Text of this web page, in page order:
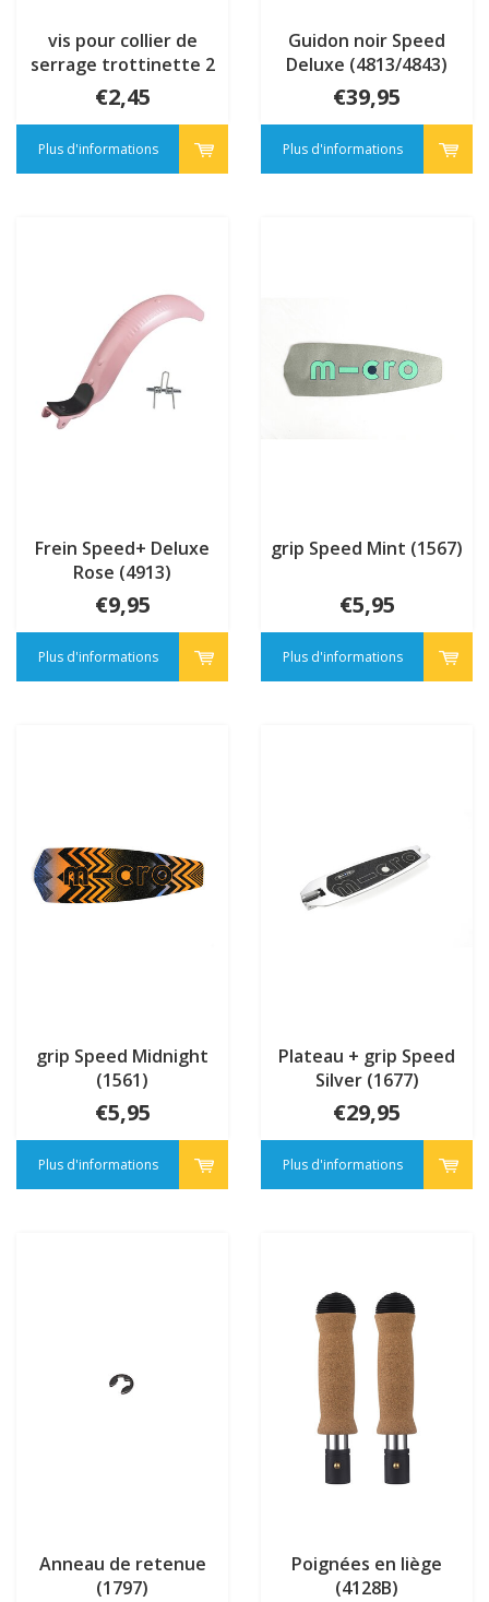
vis pour collier de
serrage trottinette 2
roues (102600)
€2,45
Plus d'informations
Guidon noir Speed
Deluxe (4813/4843)
€39,95
Plus d'informations
Frein Speed+ Deluxe
Rose (4913)
€9,95
Plus d'informations
grip Speed Mint (1567)
€5,95
Plus d'informations
grip Speed Midnight
(1561)
€5,95
Plus d'informations
Plateau + grip Speed
Silver (1677)
€29,95
Plus d'informations
Anneau de retenue
(1797)
Poignées en liège
(4128B)